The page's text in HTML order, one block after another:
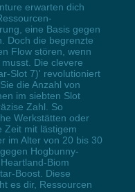
erwarten dich
eine Basis gegen
Doch die begrenzte
Flow stören, wenn
Die clevere
Slot 7)' revolutioniert
die Anzahl von
im siebten Slot
Zahl. So
Werkstätten oder
Zeit mit lästigem
im Alter von 20 bis 30
Hogbunny-
Biom
Boost. Diese
es dir, Ressourcen